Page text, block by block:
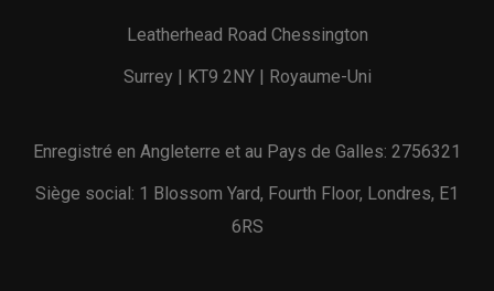
Leatherhead Road Chessington
Surrey | KT9 2NY | Royaume-Uni
Enregistré en Angleterre et au Pays de Galles: 2756321
Siège social: 1 Blossom Yard, Fourth Floor, Londres, E1
6RS